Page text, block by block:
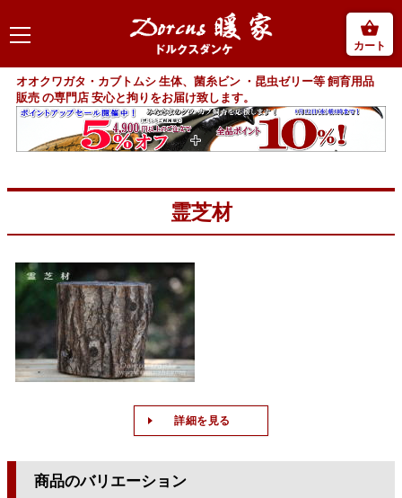
カート
オオクワガタ・カブトムシ 生体、菌糸ビン ・昆虫ゼリー等 飼育用品
販売 の専門店 安心と拘りをお届け致します。
霊芝材
詳細を見る
商品のバリエーション